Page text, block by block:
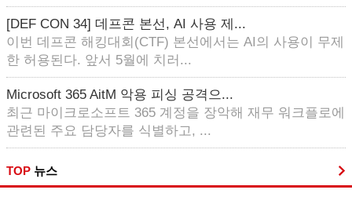
[DEF CON 34] 데프콘 본선, AI 사용 제...
이번 데프콘 해킹대회(CTF) 본선에서는 AI의 사용이 무제
한 허용된다. 앞서 5월에 치러...
Microsoft 365 AitM 악용 피싱 공격으...
최근 마이크로소프트 365 계정을 장악해 재무 워크플로에
관련된 주요 담당자를 식별하고, ...
TOP 뉴스